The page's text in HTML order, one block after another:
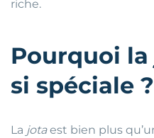
riche.
Pourquoi
si spéciale ?
La jotaest bien plus